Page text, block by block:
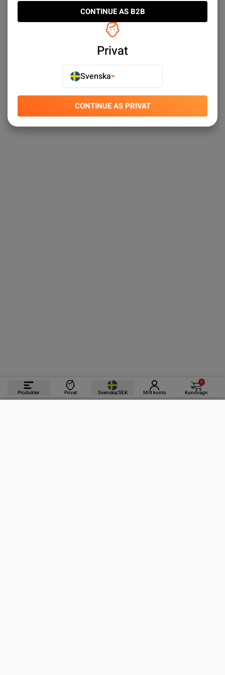
Produkter Privat Svenska/SEK Mitt konto
0
Kundvagn
CONTINUE AS B2B
Privat
Svenska
CONTINUE AS PRIVAT